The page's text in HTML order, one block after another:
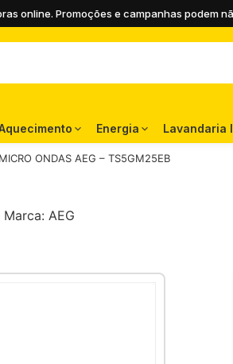
online. Promoções e campanhas podem
Energia Lavandaria
MICRO ONDAS AEG – TS5GM25EB
Marca: AEG